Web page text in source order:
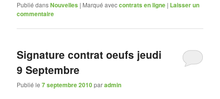
Publié dansNouvelles | Marqué aveccontrats en ligne | Laisser un
commentaire
Signature contrat oeufs jeudi
9 Septembre
Publié le7 septembre 2010paradmin